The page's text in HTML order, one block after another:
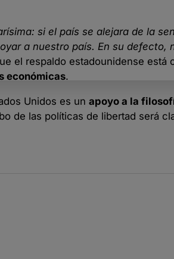
si el país se alejara de la
a nuestro país. En su defecto,
el respaldo estadounidense está
económicas.
Unidos es un apoyo a la
de las políticas de libertad será